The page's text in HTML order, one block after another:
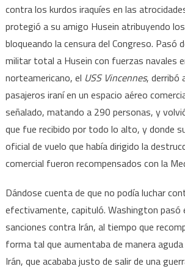
contra los kurdos iraquíes en las
protegió a su amigo Husein atribuyendo
bloqueando la censura del Congreso. Pasó
militar total a Husein con fuerzas navales
norteamericano, el USS Vincennes, derribó
pasajeros iraní en un espacio aéreo
señalado, matando a 290 personas, y
que fue recibido por todo lo alto, y donde
oficial de vuelo que había dirigido la
comercial fueron recompensados con la
Dándose cuenta de que no podía luchar
efectivamente, capituló. Washington pasó
sanciones contra Irán, al tiempo que
forma tal que aumentaba de manera
Irán, que acababa justo de salir de una